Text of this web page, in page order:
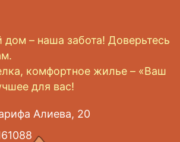
– наша забота! Доверьтесь
комфортное жилье – «Ваш
для вас!
Алиева, 20